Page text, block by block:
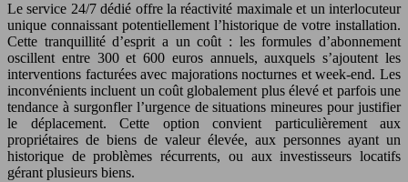
Le service 24/7 dédié offre la réactivité maximale et un interlocuteur
unique connaissant potentiellement l’historique de votre installation.
Cette tranquillité d’esprit a un coût : les formules d’abonnement
oscillent entre 300 et 600 euros annuels, auxquels s’ajoutent les
interventions facturées avec majorations nocturnes et week-end. Les
inconvénients incluent un coût globalement plus élevé et parfois une
tendance à surgonfler l’urgence de situations mineures pour justifier
le déplacement. Cette option convient particulièrement aux
propriétaires de biens de valeur élevée, aux personnes ayant un
historique de problèmes récurrents, ou aux investisseurs locatifs
gérant plusieurs biens.